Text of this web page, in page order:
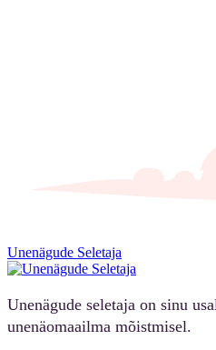
Unenägude Seletaja
Unenägude seletaja on sinu
unenäomaailma mõistmisel.